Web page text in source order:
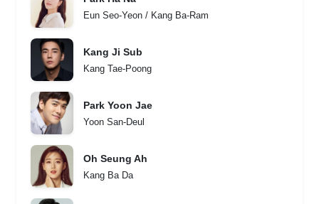
Eun Seo-Yeon / Kang Ba-Ram
Kang Ji Sub
Kang Tae-Poong
Park Yoon Jae
Yoon San-Deul
Oh Seung Ah
Kang Ba Da